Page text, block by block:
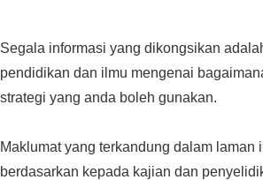
Segala informasi yang dikongsikan
pendidikan dan ilmu mengenai
strategi yang anda boleh gunakan.
Maklumat yang terkandung dalam laman
berdasarkan kepada kajian dan